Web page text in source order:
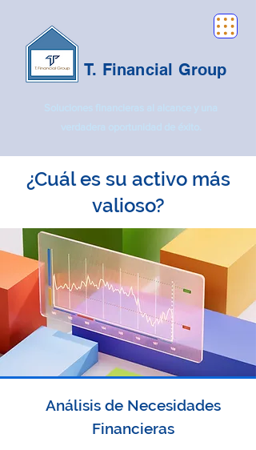
T. Financial Group
¿Cuál es su activo más
valioso?
Análisis de Necesidades
Financieras